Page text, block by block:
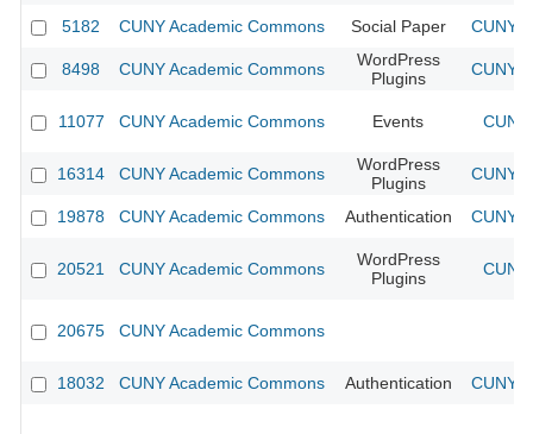
5182 CUNY Academic Commons Social Paper CUNY
8498 CUNY Academic Commons
WordPress
Plugins
CUNY
11077 CUNY Academic Commons Events
16314 CUNY Academic Commons
WordPress
Plugins
CUNY
19878 CUNY Academic Commons Authentication CUNY
20521 CUNY Academic Commons
WordPress
Plugins
20675 CUNY Academic Commons
18032 CUNY Academic Commons Authentication CUNY